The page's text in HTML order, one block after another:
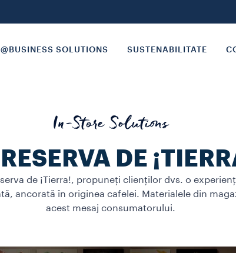
@BUSINESS SOLUTIONS SUSTENABILITATE
In-Store Solutions
DE
de ¡Tierra!, propuneți clienților dvs. o
ancorată în originea cafelei. Materialele din
acest mesaj consumatorului.